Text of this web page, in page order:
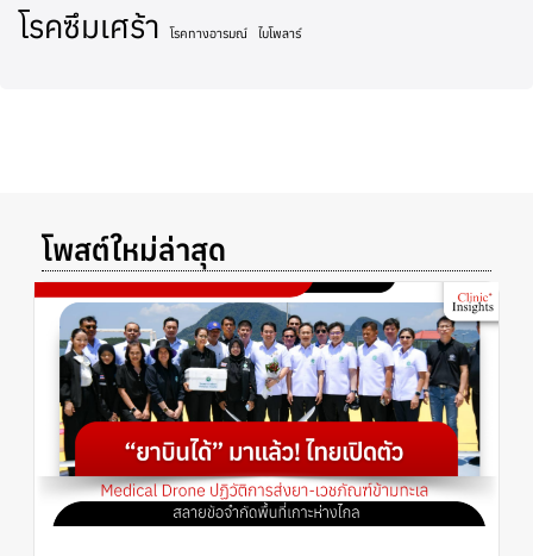
โรคซึมเศร้า โรคทางอารมณ์ ไบโพลาร์
โพสต์ใหม่ล่าสุด